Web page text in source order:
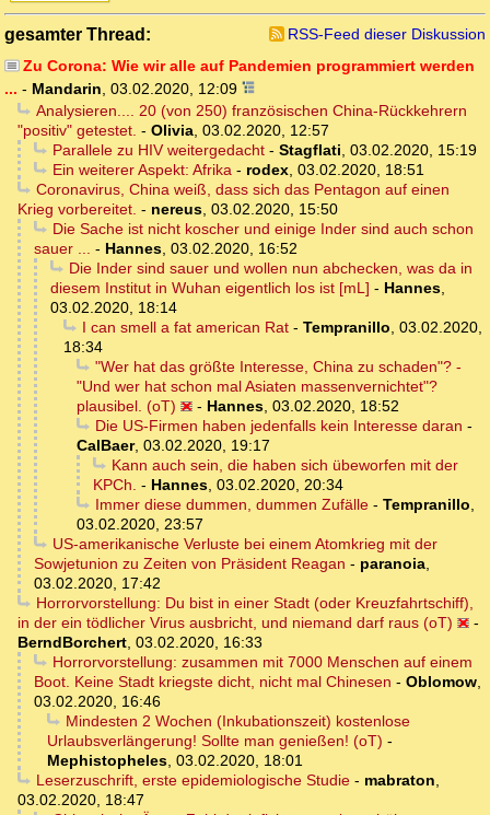
gesamter Thread:
RSS-Feed dieser Diskussion
Zu Corona: Wie wir alle auf Pandemien programmiert werden
... - Mandarin, 03.02.2020, 12:09
Analysieren.... 20 (von 250) französischen China-Rückkehrern
"positiv" getestet. - Olivia, 03.02.2020, 12:57
Parallele zu HIV weitergedacht- Stagflati, 03.02.2020, 15:19
Ein weiterer Aspekt: Afrika- rodex, 03.02.2020, 18:51
Coronavirus, China weiß, dass sich das Pentagon auf einen
Krieg vorbereitet. - nereus, 03.02.2020, 15:50
Die Sache ist nicht koscher und einige Inder sind auch schon
sauer ... - Hannes, 03.02.2020, 16:52
Die Inder sind sauer und wollen nun abchecken, was da in
diesem Institut in Wuhan eigentlich los ist [mL] - Hannes,
03.02.2020, 18:14
I can smell a fat american Rat- Tempranillo, 03.02.2020,
18:34
"Wer hat das größte Interesse, China zu schaden"? -
"Und wer hat schon mal Asiaten massenvernichtet"?
plausibel. (oT)
- Hannes, 03.02.2020, 18:52
Die US-Firmen haben jedenfalls kein Interesse daran -
CalBaer, 03.02.2020, 19:17
Kann auch sein, die haben sich übeworfen mit der
KPCh. - Hannes, 03.02.2020, 20:34
Immer diese dummen, dummen Zufälle- Tempranillo,
03.02.2020, 23:57
US-amerikanische Verluste bei einem Atomkrieg mit der
Sowjetunion zu Zeiten von Präsident Reagan - paranoia,
03.02.2020, 17:42
Horrorvorstellung: Du bist in einer Stadt (oder Kreuzfahrtschiff),
in der ein tödlicher Virus ausbricht, und niemand darf raus (oT)
-
BerndBorchert, 03.02.2020, 16:33
Horrorvorstellung: zusammen mit 7000 Menschen auf einem
Boot. Keine Stadt kriegste dicht, nicht mal Chinesen - Oblomow,
03.02.2020, 16:46
Mindesten 2 Wochen (Inkubationszeit) kostenlose
Urlaubsverlängerung! Sollte man genießen! (oT) -
Mephistopheles, 03.02.2020, 18:01
Leserzuschrift, erste epidemiologische Studie- mabraton,
03.02.2020, 18:47